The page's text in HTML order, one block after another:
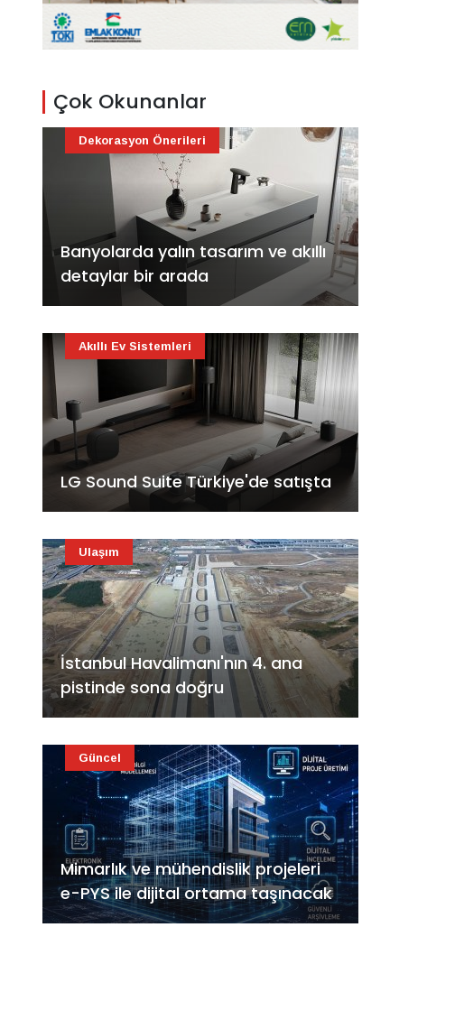
Çok Okunanlar
Banyolarda yalın tasarım ve akıllı
detaylar bir arada
Dekorasyon Önerileri
LG Sound Suite Türkiye'de satışta
Akıllı Ev Sistemleri
İstanbul Havalimanı'nın 4. ana
pistinde sona doğru
Ulaşım
Mimarlık ve mühendislik projeleri
e-PYS ile dijital ortama taşınacak
Güncel